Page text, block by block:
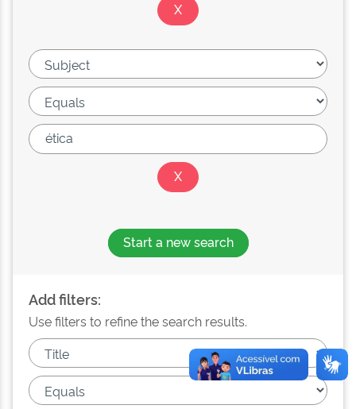
Start a new search
Add filters:
Use filters to refine the search results.